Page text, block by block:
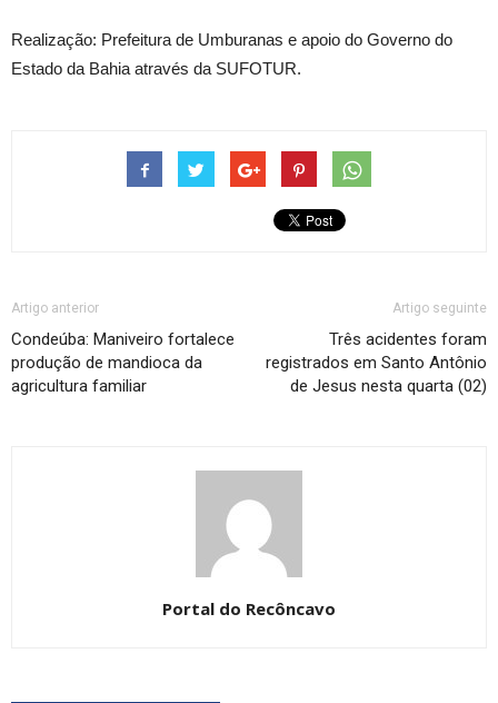
Realização: Prefeitura de Umburanas e apoio do Governo do
Estado da Bahia através da SUFOTUR.
Artigo anterior
Condeúba: Maniveiro fortalece
produção de mandioca da
agricultura familiar
Artigo seguinte
Três acidentes foram
registrados em Santo Antônio
de Jesus nesta quarta (02)
Portal do Recôncavo